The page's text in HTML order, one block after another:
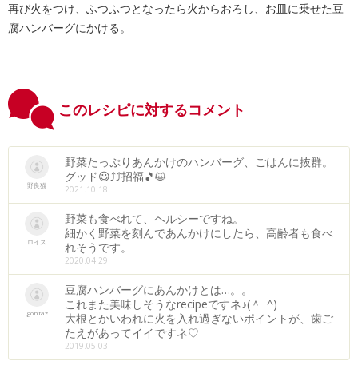
再び火をつけ、ふつふつとなったら火からおろし、お皿に乗せた豆
腐ハンバーグにかける。
このレシピに対するコメント
野良猫
野菜たっぷりあんかけのハンバーグ、ごはんに抜群。
グッド😃⤴⤴招福🎵😺
2021.10.18
ロイス
野菜も食べれて、ヘルシーですね。
細かく野菜を刻んであんかけにしたら、高齢者も食べ
れそうです。
2020.04.29
gonta*
豆腐ハンバーグにあんかけとは…。。
これまた美味しそうなrecipeですネ♪(＾ｰ^)
大根とかいわれに火を入れ過ぎないポイントが、歯ご
たえがあってイイですネ♡
2019.05.03